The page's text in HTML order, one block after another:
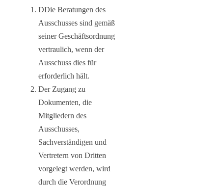
DDie Beratungen des
Ausschusses sind gemäß
seiner Geschäftsordnung
vertraulich, wenn der
Ausschuss dies für
erforderlich hält.
Der Zugang zu
Dokumenten, die
Mitgliedern des
Ausschusses,
Sachverständigen und
Vertretern von Dritten
vorgelegt werden, wird
durch die Verordnung